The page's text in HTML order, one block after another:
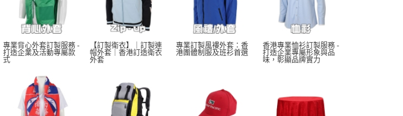
專業背心外套訂製服務 -
打造企業及活動專屬款
式
【訂製衛衣】｜訂製連
帽外套｜香港訂造衛衣
外套
專業訂製風褸外套：香
港團體制服及班衫首選
香港專業恤衫訂製服務 -
打造企業專屬形象與品
味，彰顯品牌實力